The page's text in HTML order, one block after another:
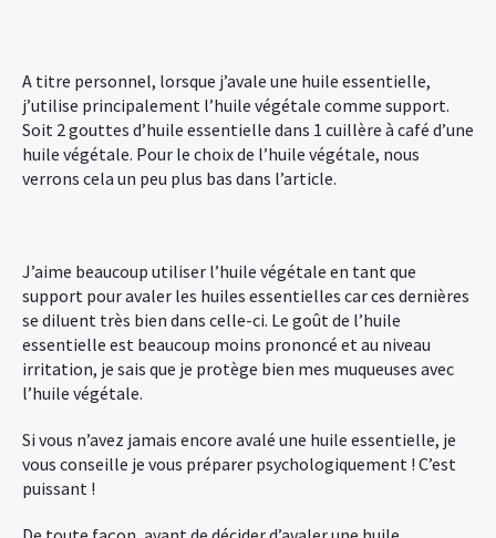
A titre personnel, lorsque j’avale une huile essentielle,
j’utilise principalement l’huile végétale comme support.
Soit 2 gouttes d’huile essentielle dans 1 cuillère à café d’une
huile végétale. Pour le choix de l’huile végétale, nous
verrons cela un peu plus bas dans l’article.
J’aime beaucoup utiliser l’huile végétale en tant que
support pour avaler les huiles essentielles car ces dernières
se diluent très bien dans celle-ci. Le goût de l’huile
essentielle est beaucoup moins prononcé et au niveau
irritation, je sais que je protège bien mes muqueuses avec
l’huile végétale.
Si vous n’avez jamais encore avalé une huile essentielle, je
vous conseille je vous préparer psychologiquement ! C’est
puissant !